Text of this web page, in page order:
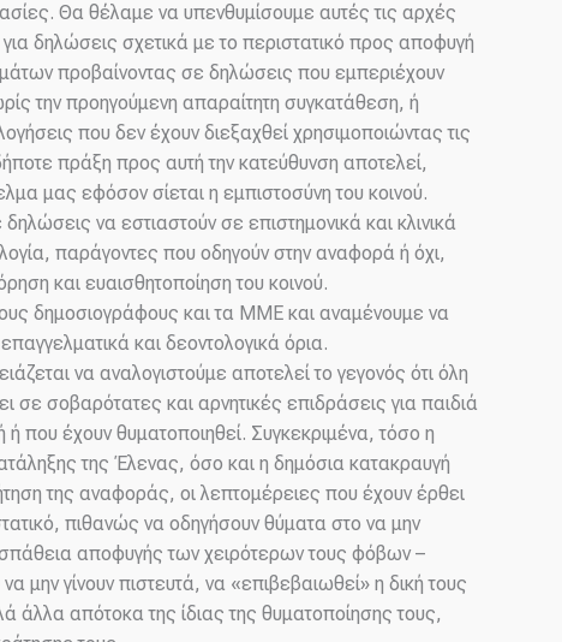
Θα θέλαμε να υπενθυμίσουμε αυτές τις αρχές
δηλώσεις σχετικά με το περιστατικό προς αποφυγή
προβαίνοντας σε δηλώσεις που εμπεριέχουν
την προηγούμενη απαραίτητη συγκατάθεση, ή
που δεν έχουν διεξαχθεί χρησιμοποιώντας τις
πράξη προς αυτή την κατεύθυνση αποτελεί,
μας εφόσον σίεται η εμπιστοσύνη του κοινού.
να εστιαστούν σε επιστημονικά και κλινικά
παράγοντες που οδηγούν στην αναφορά ή όχι,
και ευαισθητοποίηση του κοινού.
δημοσιογράφους και τα ΜΜΕ και αναμένουμε να
και δεοντολογικά όρια.
να αναλογιστούμε αποτελεί το γεγονός ότι όλη
σε σοβαρότατες και αρνητικές επιδράσεις για παιδιά
ή που έχουν θυματοποιηθεί. Συγκεκριμένα, τόσο η
της Έλενας, όσο και η δημόσια κατακραυγή
της αναφοράς, οι λεπτομέρειες που έχουν έρθει
πιθανώς να οδηγήσουν θύματα στο να μην
αποφυγής των χειρότερων τους φόβων –
μην γίνουν πιστευτά, να «επιβεβαιωθεί» η δική τους
άλλα απότοκα της ίδιας της θυματοποίησης τους,